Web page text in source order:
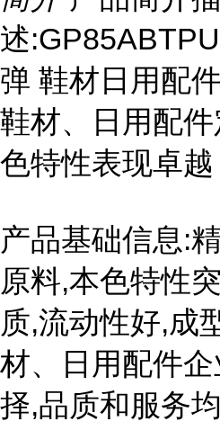
述
弹 鞋材日用配
鞋材、日用配
色特性表现卓越
产品基础信息:
原料,本色特性
质,流动性好,成
材、日用配件
择,品质和服务